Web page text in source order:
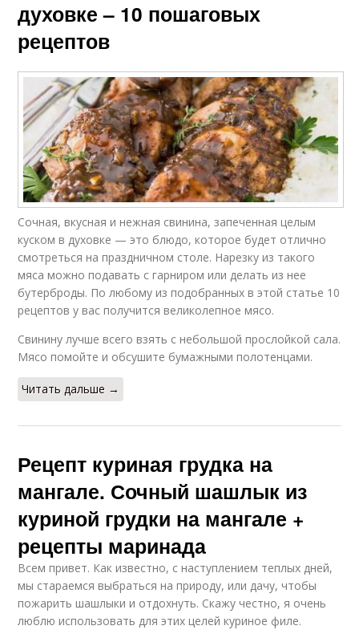
духовке – 10 пошаговых
рецептов
Сочная, вкусная и нежная свинина, запеченная целым
куском в духовке — это блюдо, которое будет отлично
смотреться на праздничном столе. Нарезку из такого
мяса можно подавать с гарниром или делать из нее
бутерброды. По любому из подобранных в этой статье 10
рецептов у вас получится великолепное мясо.
Свинину лучше всего взять с небольшой прослойкой сала.
Мясо помойте и обсушите бумажными полотенцами.
Читать дальше →
Рецепт куриная грудка на
мангале. Сочный шашлык из
куриной грудки на мангале +
рецепты маринада
Всем привет. Как известно, с наступлением теплых дней,
мы стараемся выбраться на природу, или дачу, чтобы
пожарить шашлыки и отдохнуть. Скажу честно, я очень
люблю использовать для этих целей куриное филе.